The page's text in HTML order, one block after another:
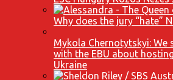
Why does the jury “hate”
Mykola Chernotytskyi:
with the EBU about
Ukraine